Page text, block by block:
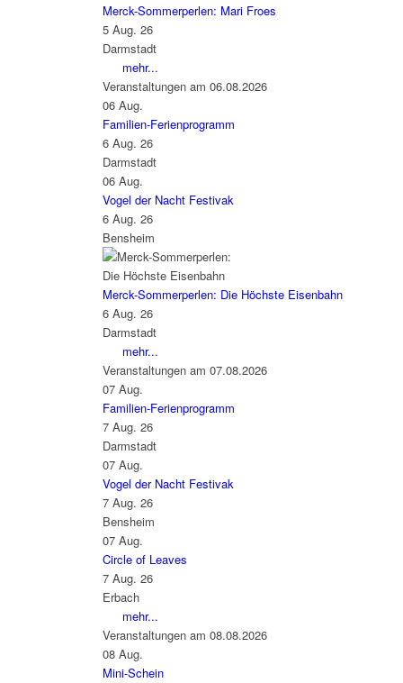
Merck-Sommerperlen: Mari Froes
5 Aug. 26
Darmstadt
mehr...
Veranstaltungen am 06.08.2026
06 Aug.
Familien-Ferienprogramm
6 Aug. 26
Darmstadt
06 Aug.
Vogel der Nacht Festivak
6 Aug. 26
Bensheim
Merck-Sommerperlen: Die Höchste Eisenbahn
6 Aug. 26
Darmstadt
mehr...
Veranstaltungen am 07.08.2026
07 Aug.
Familien-Ferienprogramm
7 Aug. 26
Darmstadt
07 Aug.
Vogel der Nacht Festivak
7 Aug. 26
Bensheim
07 Aug.
Circle of Leaves
7 Aug. 26
Erbach
mehr...
Veranstaltungen am 08.08.2026
08 Aug.
Mini-Schein